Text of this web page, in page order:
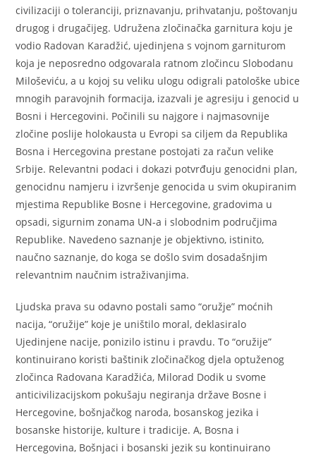
civilizaciji o toleranciji, priznavanju, prihvatanju, poštovanju
drugog i drugačijeg. Udružena zločinačka garnitura koju je
vodio Radovan Karadžić, ujedinjena s vojnom garniturom
koja je neposredno odgovarala ratnom zločincu Slobodanu
Miloševiću, a u kojoj su veliku ulogu odigrali patološke ubice
mnogih paravojnih formacija, izazvali je agresiju i genocid u
Bosni i Hercegovini. Počinili su najgore i najmasovnije
zločine poslije holokausta u Evropi sa ciljem da Republika
Bosna i Hercegovina prestane postojati za račun velike
Srbije. Relevantni podaci i dokazi potvrđuju genocidni plan,
genocidnu namjeru i izvršenje genocida u svim okupiranim
mjestima Republike Bosne i Hercegovine, gradovima u
opsadi, sigurnim zonama UN-a i slobodnim područjima
Republike. Navedeno saznanje je objektivno, istinito,
naučno saznanje, do koga se došlo svim dosadašnjim
relevantnim naučnim istraživanjima.
Ljudska prava su odavno postali samo “oružje” moćnih
nacija, “oružije” koje je uništilo moral, deklasiralo
Ujedinjene nacije, ponizilo istinu i pravdu. To “oružije”
kontinuirano koristi baštinik zločinačkog djela optuženog
zločinca Radovana Karadžića, Milorad Dodik u svome
anticivilizacijskom pokušaju negiranja države Bosne i
Hercegovine, bošnjačkog naroda, bosanskog jezika i
bosanske historije, kulture i tradicije. A, Bosna i
Hercegovina, Bošnjaci i bosanski jezik su kontinuirano